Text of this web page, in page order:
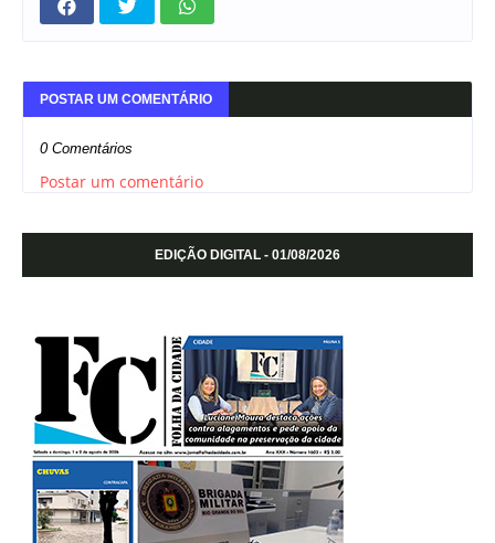
POSTAR UM COMENTÁRIO
0 Comentários
Postar um comentário
EDIÇÃO DIGITAL - 01/08/2026